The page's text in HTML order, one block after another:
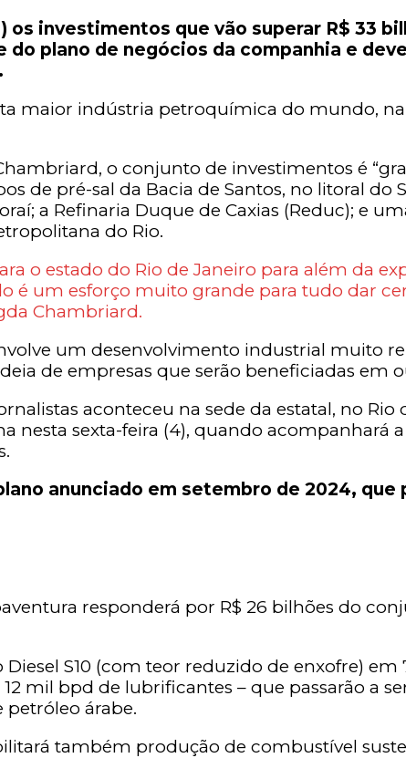
investimentos que vão superar R$ 33
do plano de negócios da companhia e
maior indústria petroquímica do mundo,
o conjunto de investimentos é
de pré-sal da Bacia de Santos, no litoral do
a Refinaria Duque de Caxias (Reduc); e
do Rio.
o estado do Rio de Janeiro para além da
é um esforço muito grande para tudo dar
Chambriard.
um desenvolvimento industrial muito
de empresas que serão beneficiadas em
aconteceu na sede da estatal, no
nesta sexta-feira (4), quando acompanhará
anunciado em setembro de 2024,
responderá por R$ 26 bilhões do
S10 (com teor reduzido de enxofre)
mil bpd de lubrificantes – que passarão a
árabe.
também produção de combustível